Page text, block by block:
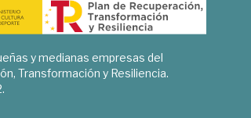
y medianas empresas del
Transformación y Resiliencia.